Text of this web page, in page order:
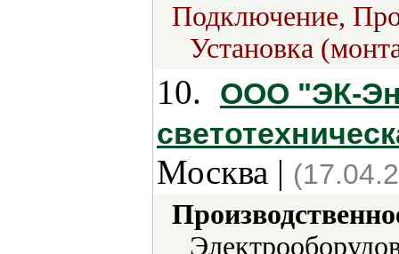
Подключение,
Установка
10.
ООО "ЭК-
Москва |